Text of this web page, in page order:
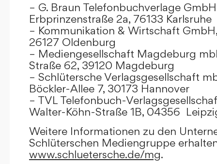
– G. Braun Telefonbuchverlage GmbH
Erbprinzenstraße 2a, 76133 Karlsruhe
– Kommunikation & Wirtschaft
26127 Oldenburg
– Mediengesellschaft Magdeburg
Straße 62, 39120 Magdeburg
– Schlütersche Verlagsgesellschaft
Böckler-Allee 7, 30173 Hannover
– TVL Telefonbuch-
Walter-Köhn-Straße 1B, 04356
Weitere Informationen zu den
Schlüterschen Mediengruppe
www.schluetersche.de/mg.